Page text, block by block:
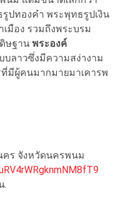
ปทองคำ พระพุทธรูปเงิน
มือง รวมถึงพระบรม
ษฐาน พระองค์
ลาวซึ่งมีความสง่างาม
มีผู้คนมากมายมาเคารพ
คร จังหวัดนครพนม
.